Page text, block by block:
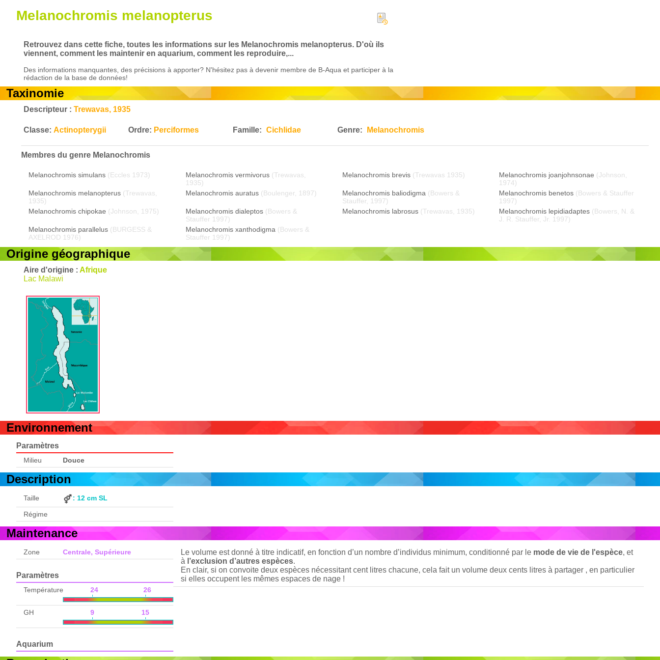
Melanochromis melanopterus
Retrouvez dans cette fiche, toutes les informations sur les Melanochromis melanopterus. D'où ils
viennent, comment les maintenir en aquarium, comment les reproduire,...
Des informations manquantes, des précisions à apporter? N'hésitez pas à devenir membre de B-Aqua et participer à la
rédaction de la base de données!
Taxinomie
Descripteur :Trewavas, 1935
Classe:Actinopterygii Ordre: Perciformes Famille: Cichlidae Genre: Melanochromis
Membres du genre Melanochromis
Melanochromis simulans (Eccles 1973) Melanochromis vermivorus (Trewavas,
1935)
Melanochromis brevis (Trewavas 1935) Melanochromis joanjohnsonae (Johnson,
1974)
Melanochromis melanopterus (Trewavas,
1935)
Melanochromis auratus (Boulenger, 1897) Melanochromis baliodigma (Bowers &
Stauffer, 1997)
Melanochromis benetos (Bowers & Stauffer
1997)
Melanochromis chipokae (Johnson, 1975) Melanochromis dialeptos (Bowers &
Stauffer 1997)
Melanochromis labrosus (Trewavas, 1935) Melanochromis lepidiadaptes (Bowers, N. &
J. R. Stauffer, Jr. 1997)
Melanochromis parallelus (BURGESS &
AXELROD 1976)
Melanochromis xanthodigma (Bowers &
Stauffer 1997)
Origine géographique
Aire d'origine :Afrique
Lac Malawi
Environnement
Paramètres
Milieu Douce
Description
Taille : 12 cm SL
Régime
Maintenance
Zone Centrale, Supérieure
Paramètres
Température 24 26
GH 9 15
Aquarium
Le volume est donné à titre indicatif, en fonction d’un nombre d’individus minimum, conditionné par le mode de vie de l'espèce, et
à l’exclusion d’autres espèces.
En clair, si on convoite deux espèces nécessitant cent litres chacune, cela fait un volume deux cents litres à partager , en particulier
si elles occupent les mêmes espaces de nage !